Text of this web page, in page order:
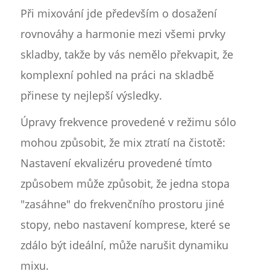
Při mixování jde především o dosažení
rovnováhy a harmonie mezi všemi prvky
skladby, takže by vás nemělo překvapit, že
komplexní pohled na práci na skladbě
přinese ty nejlepší výsledky.
Úpravy frekvence provedené v režimu sólo
mohou způsobit, že mix ztratí na čistotě:
Nastavení ekvalizéru provedené tímto
způsobem může způsobit, že jedna stopa
"zasáhne" do frekvenčního prostoru jiné
stopy, nebo nastavení komprese, které se
zdálo být ideální, může narušit dynamiku
mixu.